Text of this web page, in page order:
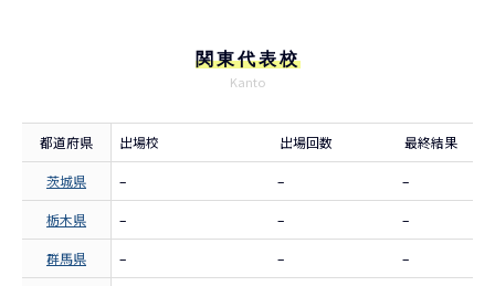
関東代表校
Kanto
都道府県 出場校 出場回数 最終結果
茨城県 – – –
栃木県 – – –
群馬県 – – –